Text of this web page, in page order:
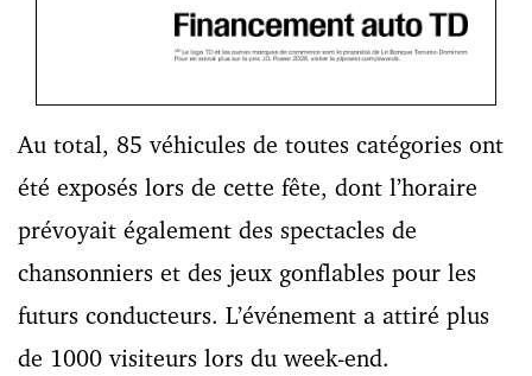
Au total, 85 véhicules de toutes catégories ont
été exposés lors de cette fête, dont l’horaire
prévoyait également des spectacles de
chansonniers et des jeux gonflables pour les
futurs conducteurs. L’événement a attiré plus
de 1000 visiteurs lors du week-end.